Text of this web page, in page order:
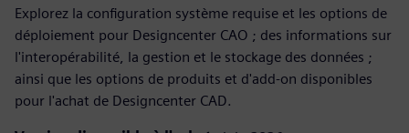
Explorez la configuration système requise et les options de
déploiement pour Designcenter CAO ; des informations sur
l'interopérabilité, la gestion et le stockage des données ;
ainsi que les options de produits et d'add-on disponibles
pour l'achat de Designcenter CAD.